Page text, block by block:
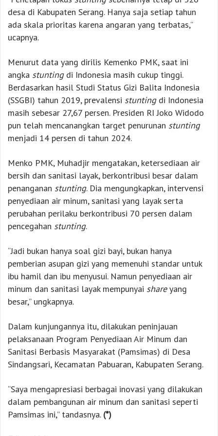
desa di Kabupaten Serang. Hanya saja setiap tahun
ada skala prioritas karena angaran yang terbatas,”
ucapnya.
Menurut data yang dirilis Kemenko PMK, saat ini
angka stuntingdi Indonesia masih cukup tinggi.
Berdasarkan hasil Studi Status Gizi Balita Indonesia
(SSGBI) tahun 2019, prevalensi stuntingdi Indonesia
masih sebesar 27,67 persen. Presiden RI Joko Widodo
pun telah mencanangkan target penurunan stunting
menjadi 14 persen di tahun 2024.
Menko PMK, Muhadjir mengatakan, ketersediaan air
bersih dan sanitasi layak, berkontribusi besar dalam
penanganan stunting. Dia mengungkapkan, intervensi
penyediaan air minum, sanitasi yang layak serta
perubahan perilaku berkontribusi 70 persen dalam
pencegahan stunting.
“Jadi bukan hanya soal gizi bayi, bukan hanya
pemberian asupan gizi yang memenuhi standar untuk
ibu hamil dan ibu menyusui. Namun penyediaan air
minum dan sanitasi layak mempunyai shareyang
besar,” ungkapnya.
Dalam kunjungannya itu, dilakukan peninjauan
pelaksanaan Program Penyediaan Air Minum dan
Sanitasi Berbasis Masyarakat (Pamsimas) di Desa
Sindangsari, Kecamatan Pabuaran, Kabupaten Serang.
“Saya mengapresiasi berbagai inovasi yang dilakukan
dalam pembangunan air minum dan sanitasi seperti
Pamsimas ini,” tandasnya. (*)